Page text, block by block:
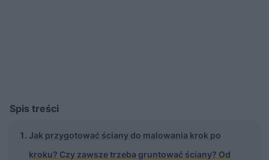
Spis treści
Jak przygotować ściany do malowania krok po
kroku? Czy zawsze trzeba gruntować ściany? Od